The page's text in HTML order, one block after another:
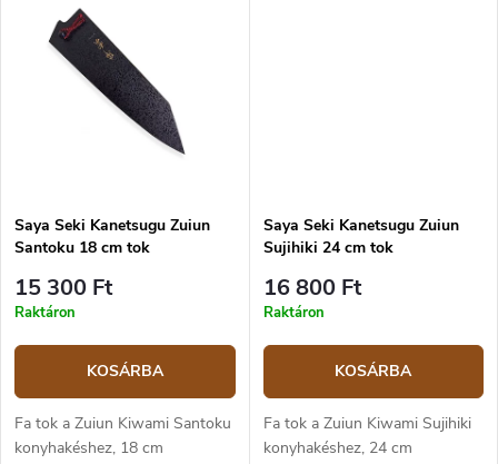
Saya Seki Kanetsugu Zuiun
Santoku 18 cm tok
15 300 Ft
Raktáron
KOSÁRBA
Fa tok a Zuiun Kiwami Santoku
konyhakéshez, 18 cm
Saya Seki Kanetsugu Zuiun
Sujihiki 24 cm tok
16 800 Ft
Raktáron
KOSÁRBA
Fa tok a Zuiun Kiwami Sujihiki
konyhakéshez, 24 cm